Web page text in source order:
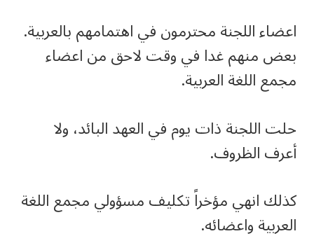
اعضاء اللجنة محترمون في اهتمامهم بالعربية.
بعض منهم غدا في وقت لاحق من اعضاء
مجمع اللغة العربية.
حلت اللجنة ذات يوم في العهد البائد، ولا
أعرف الظروف.
كذلك انهي مؤخراً تكليف مسؤولي مجمع اللغة
العربية واعضائه.